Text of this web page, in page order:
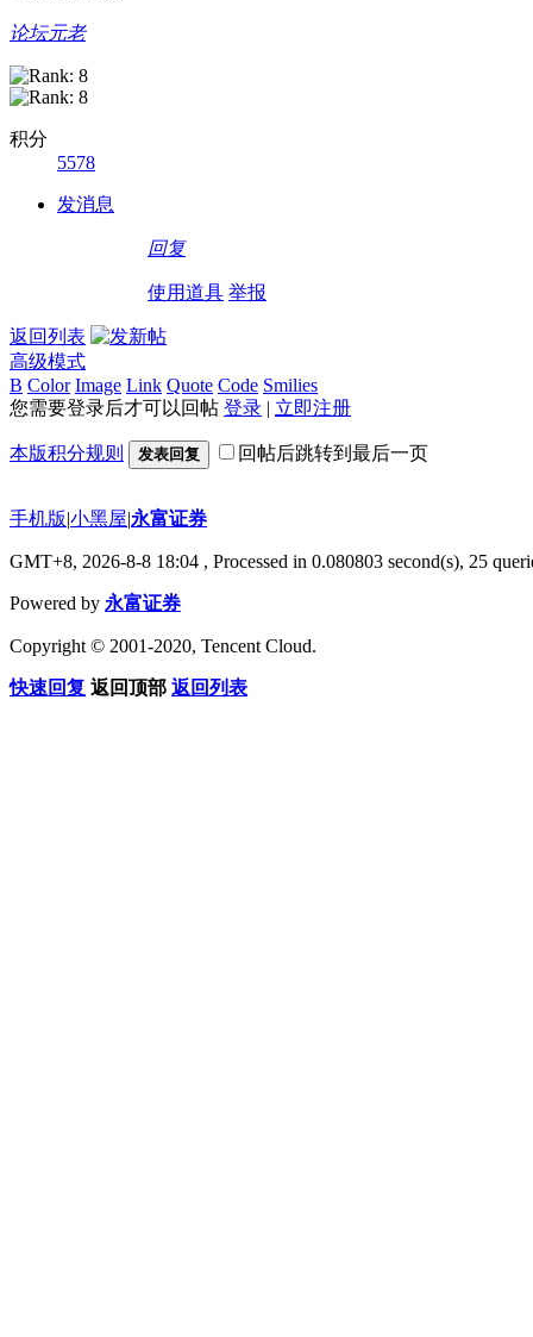
论坛元老
积分
5578
发消息
回复
使用道具 举报
返回列表
高级模式
B Color Image Link Quote Code Smilies
您需要登录后才可以回帖 登录 | 立即注册
本版积分规则 发表回复 回帖后跳转到最后一页
手机版|小黑屋|永富证券
GMT+8, 2026-8-8 18:04 , Processed in 0.080803 second(s), 25
Powered by 永富证券
Copyright © 2001-2020, Tencent Cloud.
快速回复 返回顶部 返回列表